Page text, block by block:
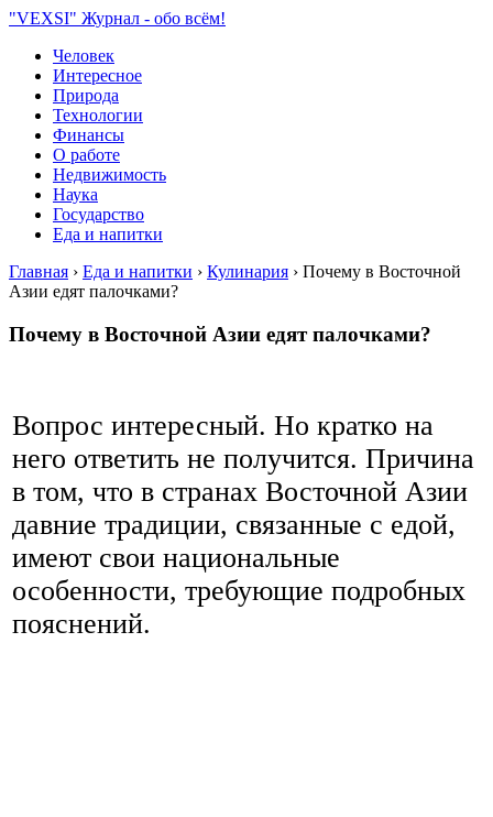
"VEXSI" Журнал - обо всём!
Человек
Интересное
Природа
Технологии
Финансы
О работе
Недвижимость
Наука
Государство
Еда и напитки
Главная › Еда и напитки › Кулинария › Почему в Восточной
Азии едят палочками?
Почему в Восточной Азии едят палочками?
Вопрос интересный. Но кратко на
него ответить не получится. Причина
в том, что в странах Восточной Азии
давние традиции, связанные с едой,
имеют свои национальные
особенности, требующие подробных
пояснений.